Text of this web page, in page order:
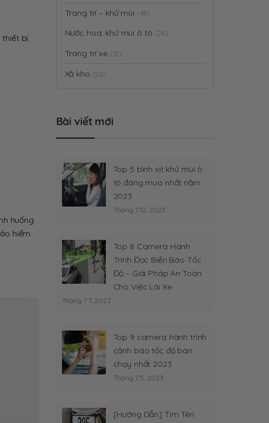
thiết bị
huống
hiểm
Trang trí – khử mùi (48)
Nước hoa, khử mùi ô tô (26)
Trang trí xe (21)
Xả kho (20)
Bài viết mới
Top 5 bình xịt khử mùi ô
tô đáng mua nhất năm
2023
Tháng 7 12, 2023
Top 8 Camera Hành
Trình Đọc Biển Báo Tốc
Độ – Giải Pháp An Toàn
Cho Việc Lái Xe
Tháng 7 7, 2023
Top 9 camera hành trình
cảnh báo tốc độ bán
chạy nhất 2023
Tháng 7 5, 2023
[Hướng Dẫn] Tìm Tên